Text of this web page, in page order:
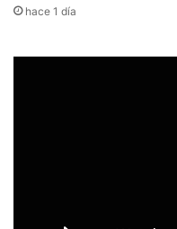
hace 1 día